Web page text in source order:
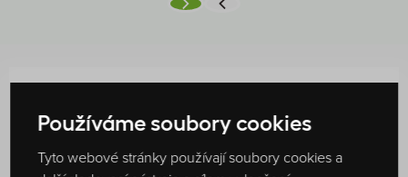
0 %
Používáme soubory cookies
Tyto webové stránky používají soubory cookies a